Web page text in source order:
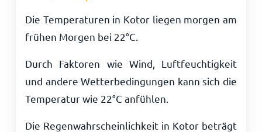
Die Temperaturen in Kotor liegen morgen am
frühen Morgen bei 22°C
Durch Faktoren wie Wind, Luftfeuchtigkeit
und andere Wetterbedingungen kann sich die
Temperatur wie 22°C anfühlen.
Die Regenwahrscheinlichkeit in Kotor beträgt